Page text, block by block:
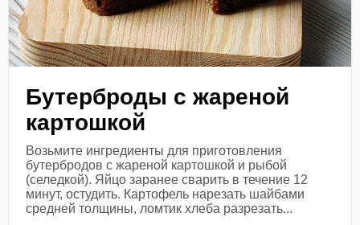
Бутерброды с жареной
картошкой
Возьмите ингредиенты для приготовления
бутербродов с жареной картошкой и рыбой
(селедкой). Яйцо заранее сварить в течение 12
минут, остудить. Картофель нарезать шайбами
средней толщины, ломтик хлеба разрезать...